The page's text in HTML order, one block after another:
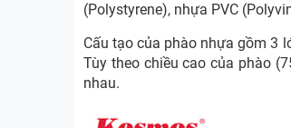
(Polystyrene), nhựa PVC
Cấu tạo của phào nhựa gồm 3
Tùy theo chiều cao của phào
nhau.